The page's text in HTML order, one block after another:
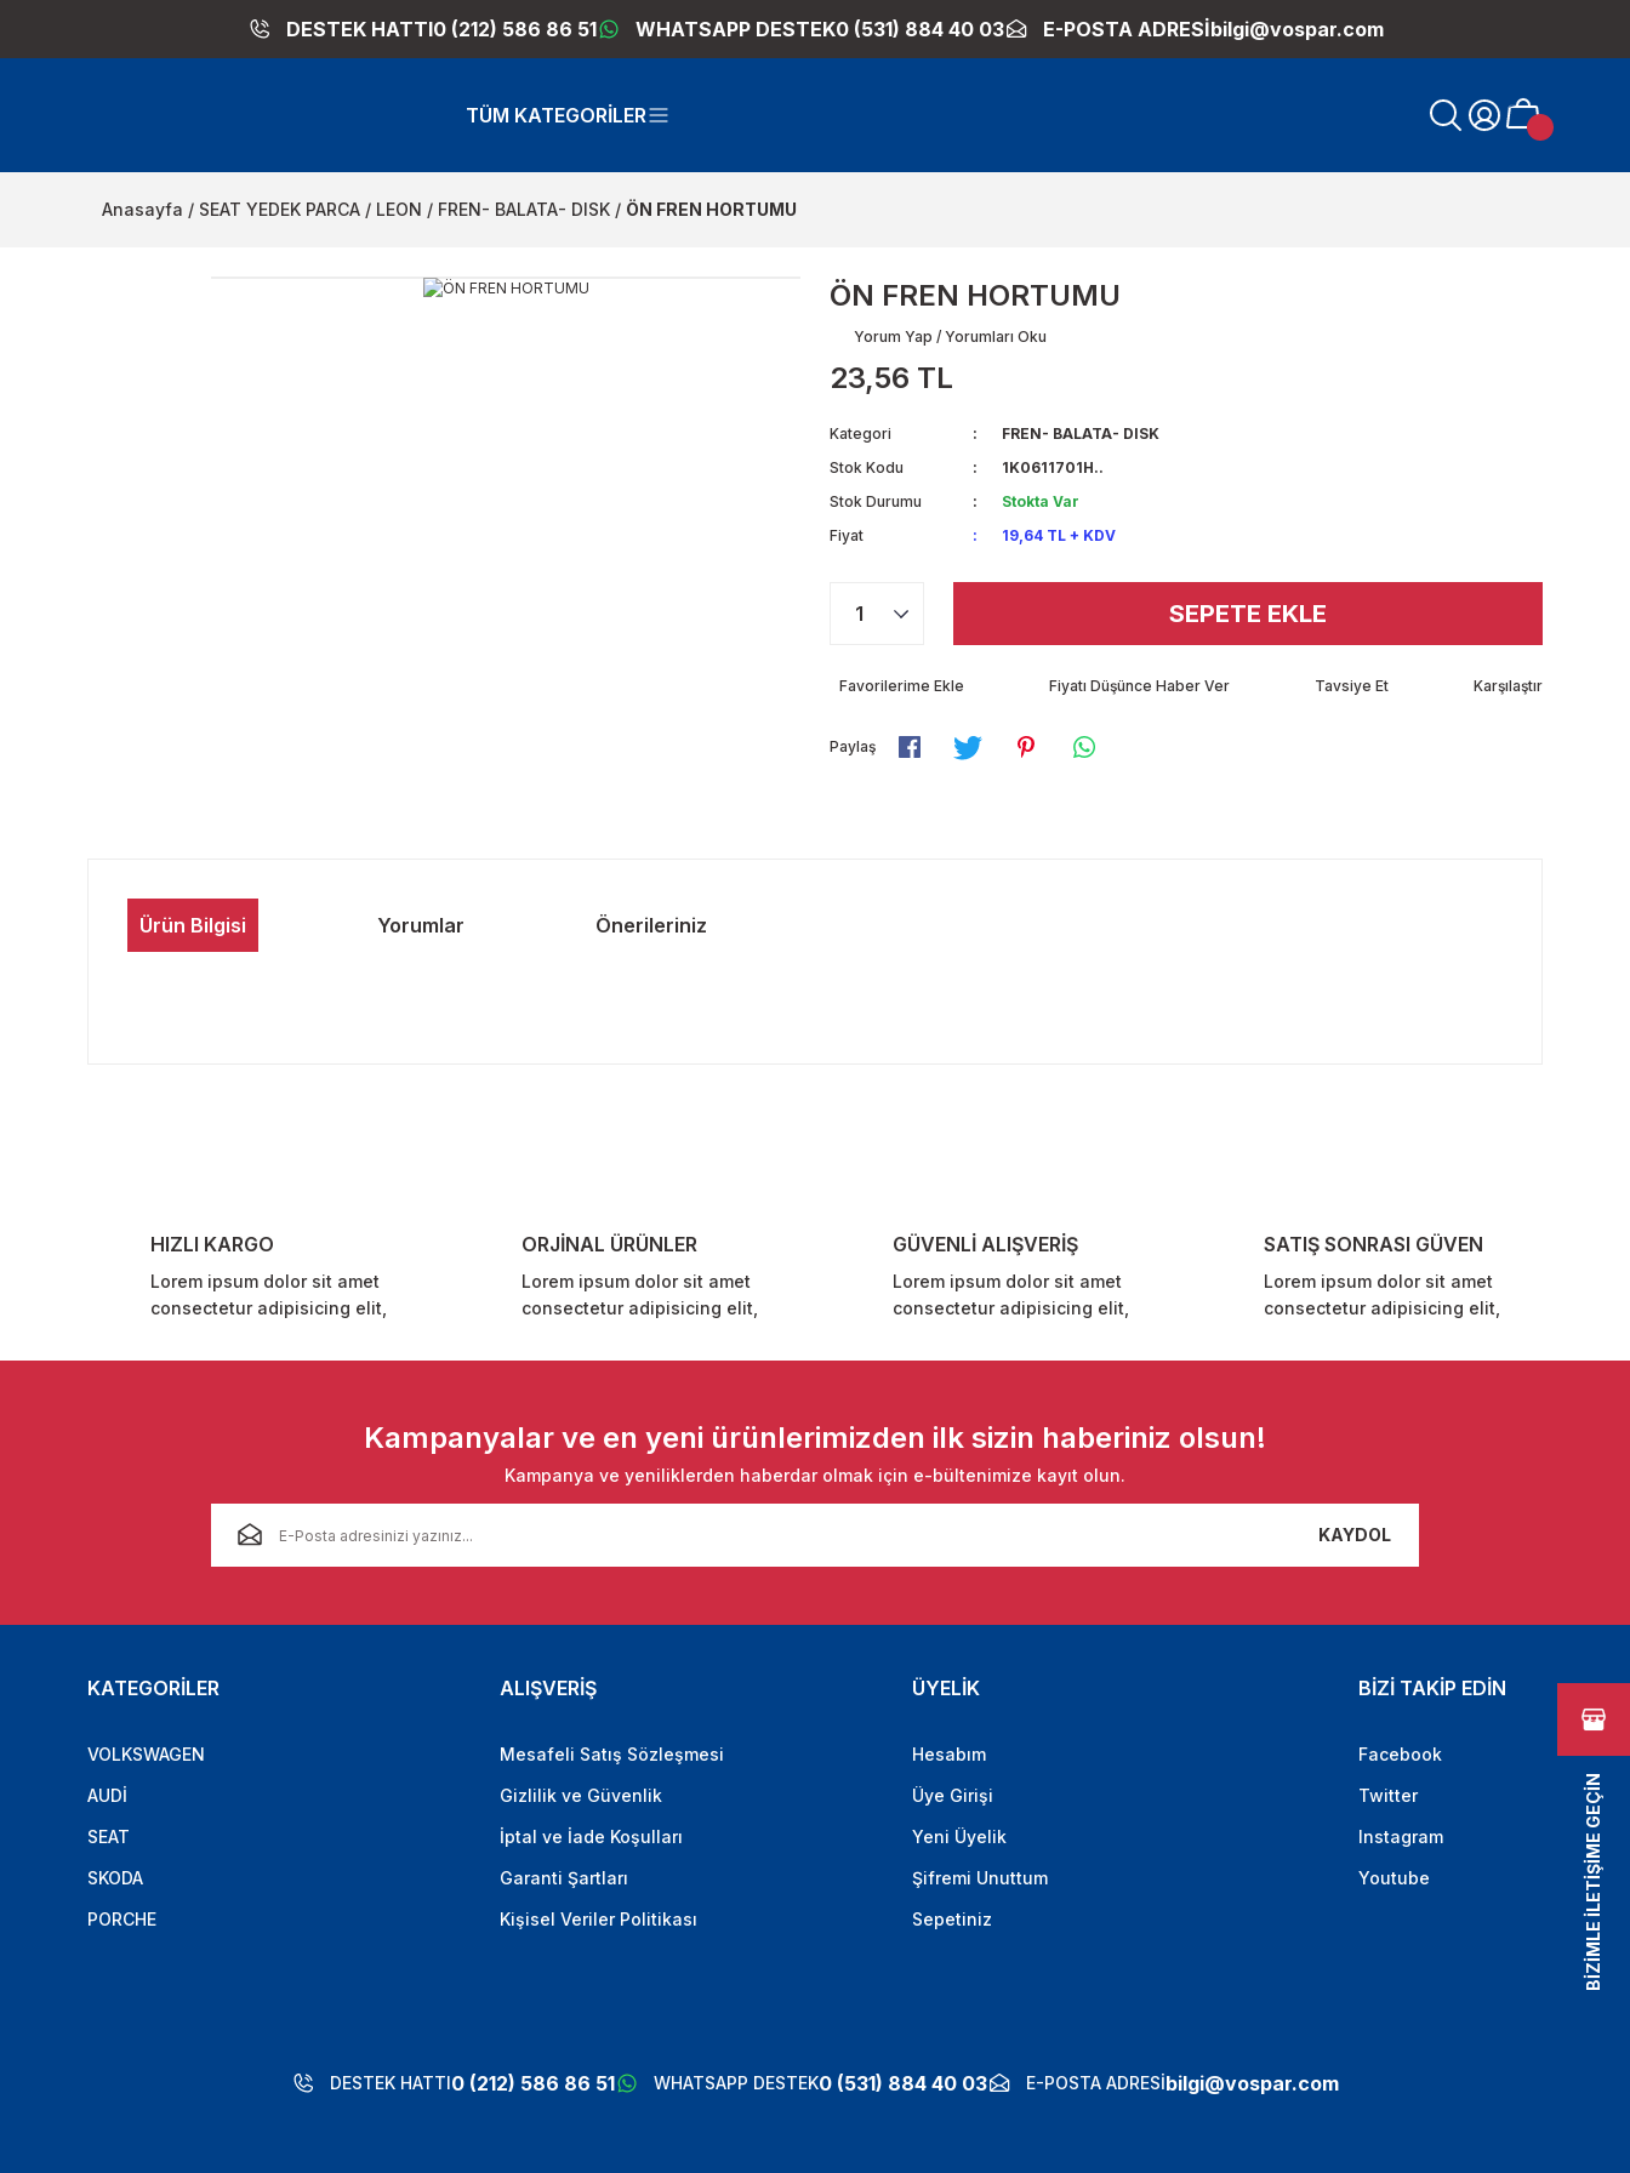
DESTEK HATTI0 (212) 586 86 51 WHATSAPP DESTEK0 (531) 884 40 03 E-POSTA ADRESİbilgi@vospar.com
TÜM KATEGORİLER
Anasayfa SEAT YEDEK PARCA LEON FREN- BALATA- DISK ÖN FREN HORTUMU
ÖN FREN HORTUMU
Yorum Yap / Yorumları Oku
23,56 TL
Kategori
FREN- BALATA- DISK
Stok Kodu
1K0611701H..
Stok Durumu
Stokta Var
Fiyat
19,64 TL + KDV
SEPETE EKLE
Fiyatı Düşünce Haber Ver Tavsiye Et Karşılaştır
Paylaş
Ürün Bilgisi Yorumlar Önerileriniz
Bu ürüne benzer farklı alternatifler olmalı.
HIZLI KARGO
Lorem ipsum dolor sit amet
consectetur adipisicing elit,
ORJİNAL ÜRÜNLER
Lorem ipsum dolor sit amet
consectetur adipisicing elit,
GÜVENLİ ALIŞVERİŞ
Lorem ipsum dolor sit amet
consectetur adipisicing elit,
SATIŞ SONRASI GÜVEN
Lorem ipsum dolor sit amet
consectetur adipisicing elit,
Kampanyalar ve en yeni ürünlerimizden ilk sizin haberiniz olsun!
Kampanya ve yeniliklerden haberdar olmak için e-bültenimize kayıt olun.
KAYDOL
KATEGORİLER
VOLKSWAGEN
AUDİ
SEAT
SKODA
PORCHE
ALIŞVERİŞ
Mesafeli Satış Sözleşmesi
Gizlilik ve Güvenlik
İptal ve İade Koşulları
Garanti Şartları
Kişisel Veriler Politikası
ÜYELİK
Hesabım
Üye Girişi
Yeni Üyelik
Şifremi Unuttum
Sepetiniz
BİZİ TAKİP EDİN
Facebook
Twitter
Instagram
Youtube
DESTEK HATTI0 (212) 586 86 51 WHATSAPP DESTEK0 (531) 884 40 03 E-POSTA ADRESİbilgi@vospar.com
BİZİMLE İLETİŞİME GEÇİN